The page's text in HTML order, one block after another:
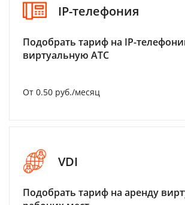
IP-телефония
Подобрать тариф на IP-
виртуальную АТС
От 0.50 руб./месяц
VDI
Подобрать тариф на аренду